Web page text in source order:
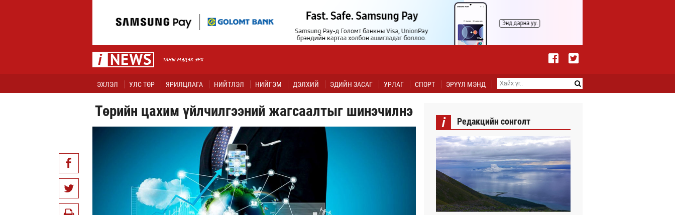
ЭХЛЭЛ УЛС ТӨР ЯРИЛЦЛАГА НИЙТЛЭЛ НИЙГЭМ ДЭЛХИЙ ЭДИЙН ЗАСАГ УРЛАГ СПОРТ ЭРҮҮЛ МЭНД
Төрийн цахим үйлчилгээний жагсаалтыг шинэчилнэ
i Редакцийн сонголт